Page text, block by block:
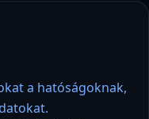
a hatóságoknak,